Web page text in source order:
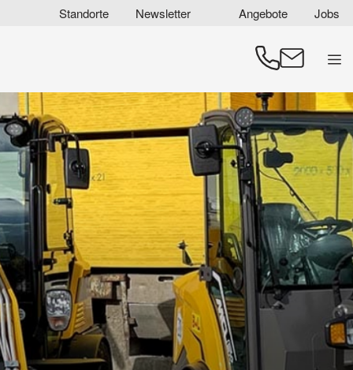
Standorte Newsletter Angebote Jobs